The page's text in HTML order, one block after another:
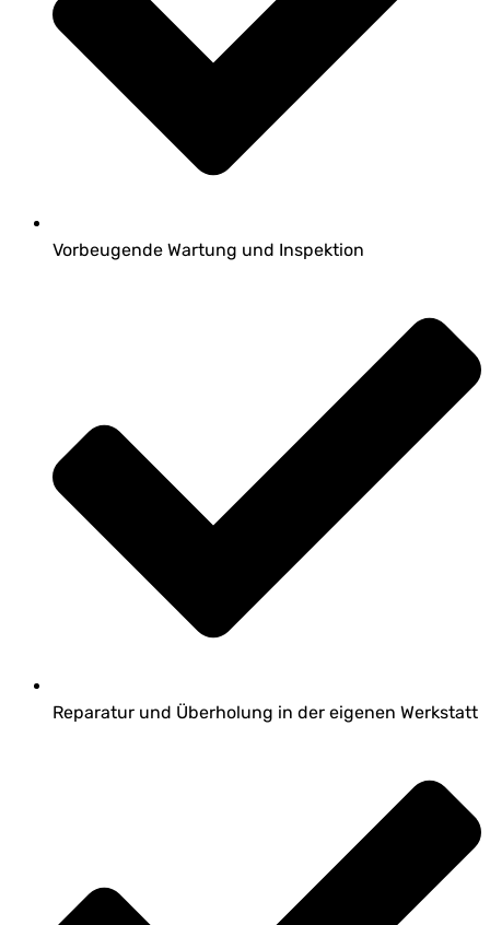
Vorbeugende Wartung und Inspektion
Reparatur und Überholung in der eigenen Werkstatt